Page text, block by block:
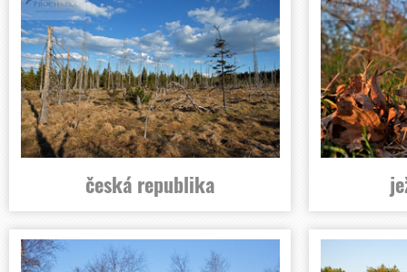
česká republika